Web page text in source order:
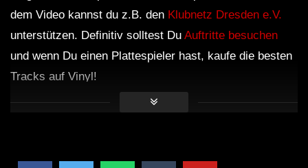
dem Video kannst du z.B. den Klubnetz Dresden e.V.
unterstützen. Definitiv solltest Du Auftritte besuchen
und wenn Du einen Plattespieler hast, kaufe die besten
Tracks auf Vinyl!